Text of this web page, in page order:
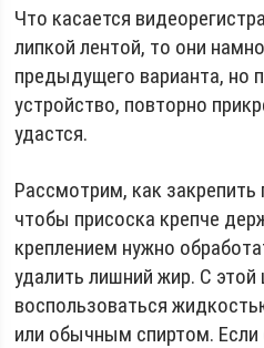
Что касается
липкой лентой, то они
предыдущего варианта, но
устройство, повторно
удастся.
Рассмотрим, как закрепить
чтобы присоска крепче
креплением нужно
удалить лишний жир. С
воспользоваться
или обычным спиртом.